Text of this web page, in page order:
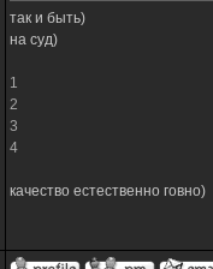
так и быть)
на суд)
1
2
3
4
качество естественно говно)